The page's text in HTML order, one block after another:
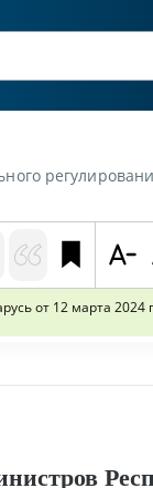
2024 г. «Принято постановление
от 12 марта